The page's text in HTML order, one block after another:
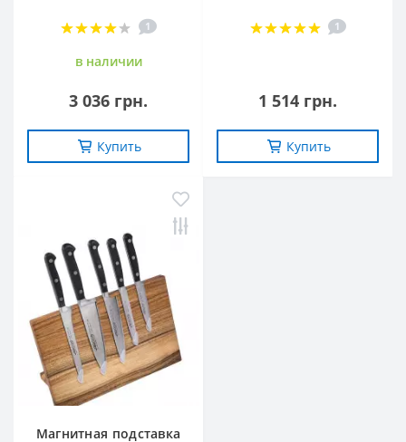
1
в наличии
3 036 грн.
Купить
1
1 514 грн.
Купить
Магнитная подставка